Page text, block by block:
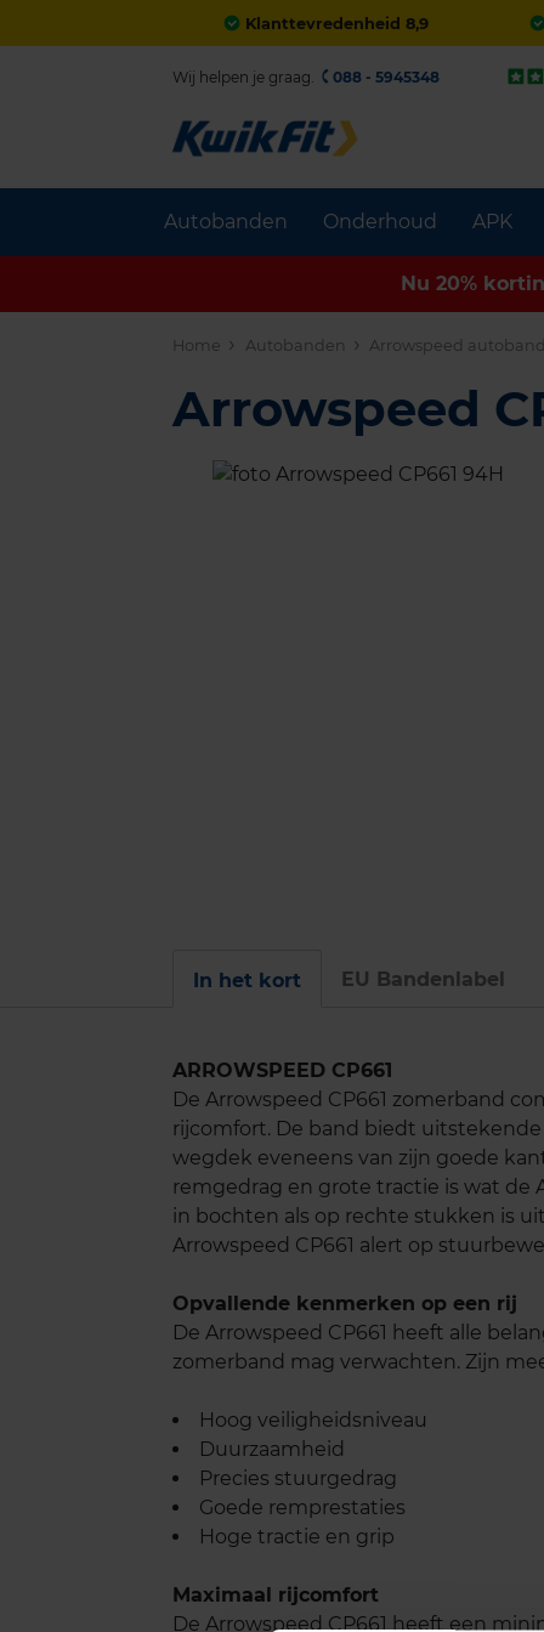
Klanttevredenheid 8,9
Autobanden Onderhoud APK
Wij helpen je graag. 088 - 5945348
Nu 20%
Home Autobanden Arrowspeed
Arrowspeed
In het kort EU Bandenlabel
ARROWSPEED CP661
De Arrowspeed CP661 zomerband
rijcomfort. De band biedt
wegdek eveneens van zijn goede
remgedrag en grote tractie is wat de
in bochten als op rechte stukken is
Arrowspeed CP661 alert op
Opvallende kenmerken op een rij
De Arrowspeed CP661 heeft alle
zomerband mag verwachten. Zijn
Hoog veiligheidsniveau
Duurzaamheid
Precies stuurgedrag
Goede remprestaties
Hoge tractie en grip
Maximaal rijcomfort
De Arrowspeed CP661 heeft een